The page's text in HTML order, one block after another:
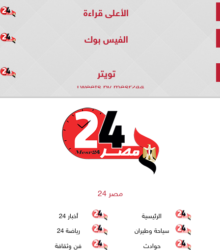
الأعلى قراءة
الفيس بوك
تويتر
Tweets by mesr244
مصر 24
الرئيسية
أخبار 24
سياحة وطيران
رياضة 24
حوادث
فن وثقافة